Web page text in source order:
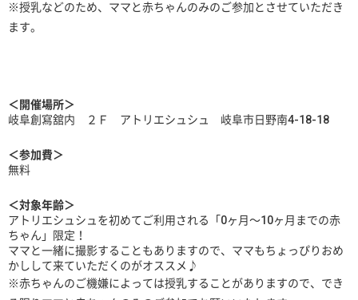
※授乳などのため、ママと赤ちゃんのみのご参加とさせていただき
ます。
＜開催場所＞
岐阜創寫舘内 ２Ｆ アトリエシュシュ 岐阜市日野南4-18-18
＜参加費＞
無料
＜対象年齢＞
アトリエシュシュを初めてご利用される「0ヶ月～10ヶ月までの赤
ちゃん」限定！
ママと一緒に撮影することもありますので、ママもちょっぴりおめ
かしして来ていただくのがオススメ♪
※赤ちゃんのご機嫌によっては授乳することがありますので、でき